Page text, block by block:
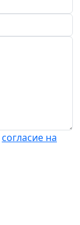
согласие на